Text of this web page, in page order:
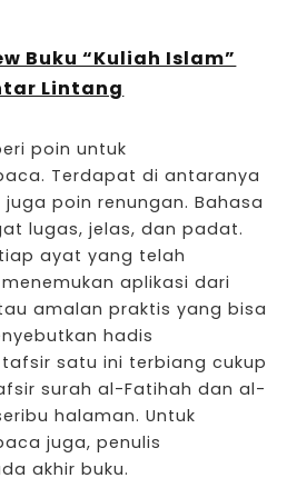
Buku “Kuliah Islam”
Lintang
poin untuk
Terdapat di antaranya
poin renungan. Bahasa
lugas, jelas, dan padat.
ayat yang telah
aplikasi dari
amalan praktis yang bisa
hadis
satu ini terbiang cukup
surah al-Fatihah dan al-
halaman. Untuk
juga, penulis
akhir buku.